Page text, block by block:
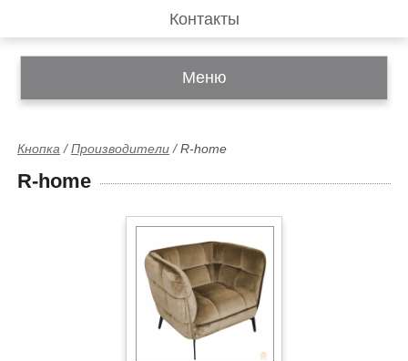
Контакты
Меню
Кнопка /Производители /R-home
R-home